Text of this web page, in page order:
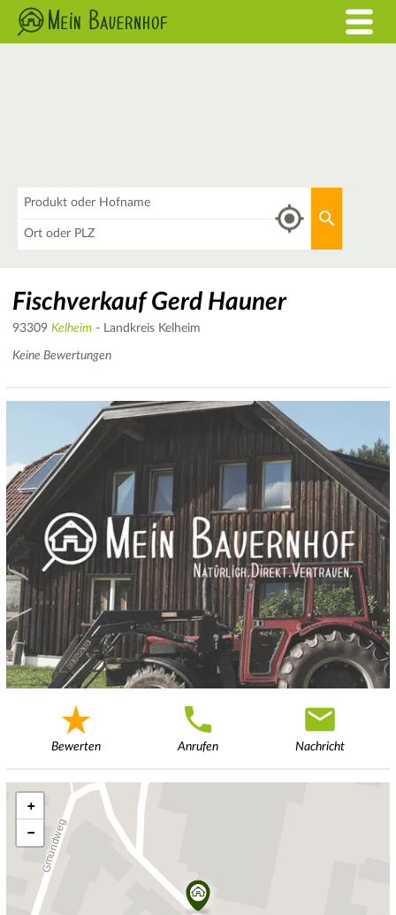
Fischverkauf Gerd Hauner
93309 Kelheim - Landkreis Kelheim
Keine Bewertungen
Bewerten Anrufen Nachricht
+
−